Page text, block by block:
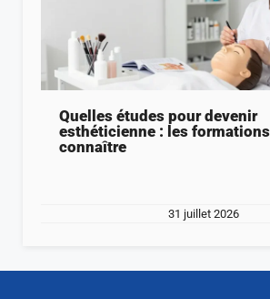
Quelles études pour devenir
esthéticienne : les
connaître
31 juillet 2026